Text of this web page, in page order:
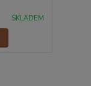
SKLADEM